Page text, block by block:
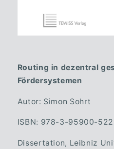
Routing in dezentral
Fördersystemen
Autor: Simon Sohrt
ISBN: 978-3-95900-
Dissertation, Leibniz